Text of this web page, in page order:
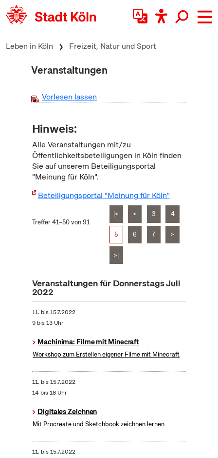
zum Inhalt springen
Leben in Köln Freizeit, Natur und Sport
Veranstaltungen
Vorlesen lassen
Hinweis:
Alle Veranstaltungen mit/zu
Öffentlichkeitsbeteiligungen in Köln finden
Sie auf unserem Beteiligungsportal
"Meinung für Köln".
Beteiligungsportal "Meinung für Köln"
Treffer 41–50 von 91
|< < 3 4
5 6 7 >
>|
Veranstaltungen für Donnerstags Juli
2022
11. bis15.7.2022
9 bis 13 Uhr
Machinima: Filme mit Minecraft
Workshop zum Erstellen eigener Filme mit Minecraft
11. bis15.7.2022
14 bis 18 Uhr
Digitales Zeichnen
Mit Procreate und Sketchbook zeichnen lernen
11. bis15.7.2022